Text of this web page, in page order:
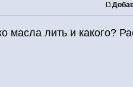
масла лить и какого?